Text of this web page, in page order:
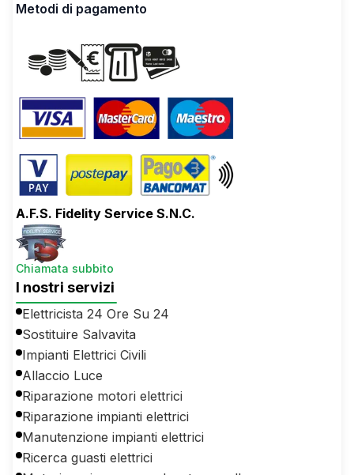
Metodi di pagamento
A.F.S. Fidelity Service S.N.C.
Chiamata subbito
I nostri servizi
Elettricista 24 Ore Su 24
Sostituire Salvavita
Impianti Elettrici Civili
Allaccio Luce
Riparazione motori elettrici
Riparazione impianti elettrici
Manutenzione impianti elettrici
Ricerca guasti elettrici